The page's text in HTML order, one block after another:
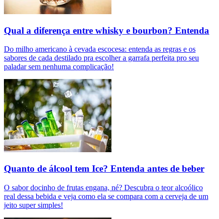
Qual a diferença entre whisky e bourbon? Entenda
Do milho americano à cevada escocesa: entenda as regras e os
sabores de cada destilado pra escolher a garrafa perfeita pro seu
paladar sem nenhuma complicação!
Quanto de álcool tem Ice? Entenda antes de beber
O sabor docinho de frutas engana, né? Descubra o teor alcoólico
real dessa bebida e veja como ela se compara com a cerveja de um
jeito super simples!